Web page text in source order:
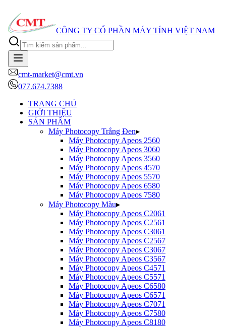
CÔNG TY CỔ PHẦN MÁY TÍNH VIỆT NAM
cmt-market@cmt.vn
077.674.7388
TRANG CHỦ
GIỚI THIỆU
SẢN PHẨM
Máy Photocopy Trắng Đen▸
Máy Photocopy Apeos 2560
Máy Photocopy Apeos 3060
Máy Photocopy Apeos 3560
Máy Photocopy Apeos 4570
Máy Photocopy Apeos 5570
Máy Photocopy Apeos 6580
Máy Photocopy Apeos 7580
Máy Photocopy Màu▸
Máy Photocopy Apeos C2061
Máy Photocopy Apeos C2561
Máy Photocopy Apeos C3061
Máy Photocopy Apeos C2567
Máy Photocopy Apeos C3067
Máy Photocopy Apeos C3567
Máy Photocopy Apeos C4571
Máy Photocopy Apeos C5571
Máy Photocopy Apeos C6580
Máy Photocopy Apeos C6571
Máy Photocopy Apeos C7071
Máy Photocopy Apeos C7580
Máy Photocopy Apeos C8180